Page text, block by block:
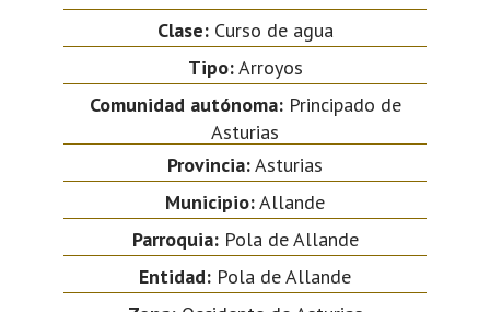
Clase:Curso de agua
Tipo:Arroyos
Comunidad autónoma:Principado de
Asturias
Provincia:Asturias
Municipio:Allande
Parroquia:Pola de Allande
Entidad: Pola de Allande